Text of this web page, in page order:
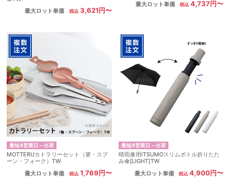
最大ロット単価
3,621円〜
最大ロット単価
4,737円〜
最短4営業日～出荷
MOTTERUカトラリーセット（箸・スプ
ーン・フォーク）TW
最大ロット単価
1,769円〜
最短4営業日～出荷
晴雨兼用ITSUMOスリムボトル折りたた
み傘[LIGHT]TW
最大ロット単価
4,900円〜